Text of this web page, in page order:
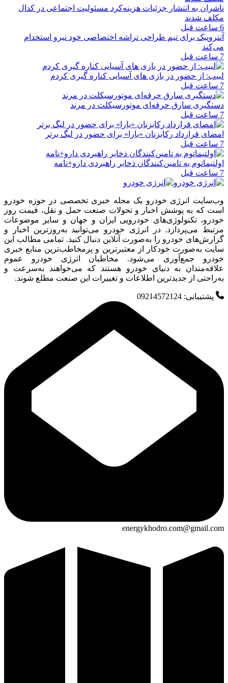
ناشران به انتشار جزئیات هزینه‌کرد مسئولیت اجتماعی در کدال
مکلف شدند
6 ساعت قبل
آنتروپیک برای تیم طراحی تراشه اختصاصی خود نیرو استخدام
می‌کند
7 ساعت قبل
لبیب: از حضور در بازی های آسیایی کناره گیری کردم
7 ساعت قبل
دستگیری سارق حرفه‌ای موتورسیکلت در مرند
7 ساعت قبل
امضای قرارداد رکابزنان «یارا» برای حضور در لیگ برتر
7 ساعت قبل
اولتیماتوم به تامین‌کنندگان ذخایر راهبردی دارو+نامه
7 ساعت قبل
وب‌سایت انرژی خودرو یک مجله خبری تخصصی در حوزه خودرو
است که به پوشش اخبار و تحولات صنعت حمل و نقل، قیمت روز
خودرو، تکنولوژی‌های خودرویی ایران و جهان و سایر موضوعات
مرتبط می‌پردازد. در انرژی خودرو می‌توانید به‌روزترین اخبار و
گزارش‌های خودرو را به‌صورت آنلاین دنبال کنید. تمامی مطالب این
سایت به‌صورت خودکار از معتبرترین و پرمخاطب‌ترین منابع خبری
خودرو جمع‌آوری می‌شود. مخاطبان انرژی خودرو عموم
علاقه‌مندان به دنیای خودرو هستند که می‌خواهند به‌سرعت و
به‌راحتی از جدیدترین اطلاعات و تغییرات این صنعت مطلع شوند.
پشتیبانی: 09214572124
energykhodro.com@gmail.com